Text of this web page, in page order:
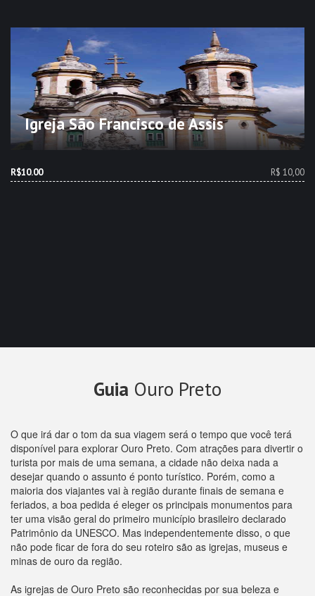
Igreja São Francisco de Assis
R$10.00 R$ 10,00
Guia Ouro Preto
O que irá dar o tom da sua viagem será o tempo que você terá
disponível para explorar Ouro Preto. Com atrações para divertir o
turista por mais de uma semana, a cidade não deixa nada a
desejar quando o assunto é ponto turístico. Porém, como a
maioria dos viajantes vai à região durante finais de semana e
feriados, a boa pedida é eleger os principais monumentos para
ter uma visão geral do primeiro município brasileiro declarado
Patrimônio da UNESCO. Mas independentemente disso, o que
não pode ficar de fora do seu roteiro são as igrejas, museus e
minas de ouro da região.
As igrejas de Ouro Preto são reconhecidas por sua beleza e